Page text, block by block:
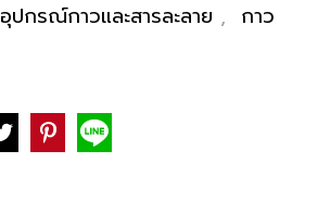
อุปกรณ์กาวและสารละลาย , กาว